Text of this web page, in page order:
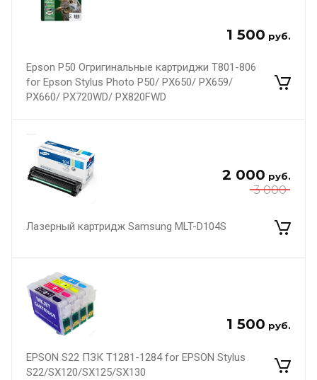
1 500 руб.
Epson P50 Огригинальные картриджи T801-806
for Epson Stylus Photo P50/ PX650/ PX659/
PX660/ PX720WD/ PX820FWD
3 000
2 000 руб.
Лазерный картридж Samsung MLT-D104S
1 500 руб.
EPSON S22 ПЗК Т1281-1284 for EPSON Stylus
S22/SX120/SX125/SX130